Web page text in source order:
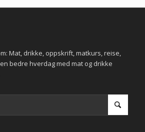
Mat, drikke, oppskrift, matkurs, reise,
bedre hverdag med mat og drikke